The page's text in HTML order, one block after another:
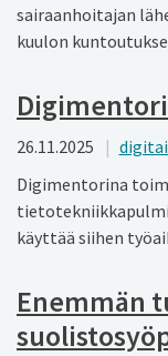
sairaanhoitajan
kuulon
26.11.2025
Digimentorina
käyttää siihen
Enemmän